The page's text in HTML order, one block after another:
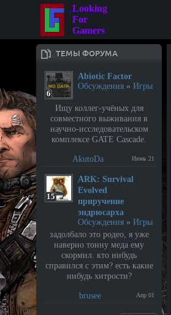
Looking
For
Gamers
ТЕМЫ ФОРУМА
6
Abiotic Factor
Обсуждения » Игры
Ищу коллег-учёных для
совместного выживания в
научно-исследовательском
комплексе GATE Cascade.
AkutoDa Июнь 21
15
⁣ARK: Survival
Evolved
приручение
эндрюсарха
Обсуждения » Игры
задолбало это родео, я уже
наверно тонну меда ему
скормил. кто нибудь
справился с этим? есть какие
нибудь хитрости?
brusee Апр 01